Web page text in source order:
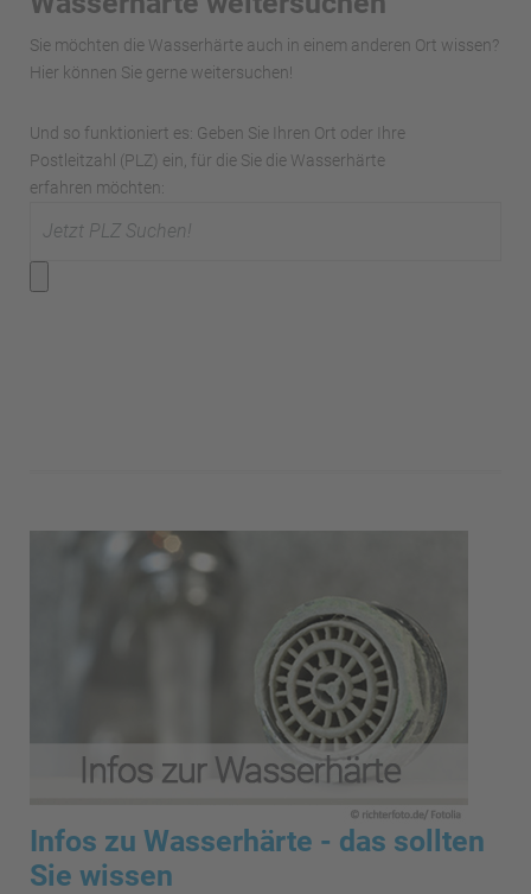
Sie möchten die Wasserhärte auch in einem anderen Ort wissen?
Hier können Sie gerne weitersuchen!
Und so funktioniert es: Geben Sie Ihren Ort oder Ihre
Postleitzahl (PLZ) ein, für die Sie die Wasserhärte
erfahren möchten:
Infos zu Wasserhärte - das sollten
Sie wissen